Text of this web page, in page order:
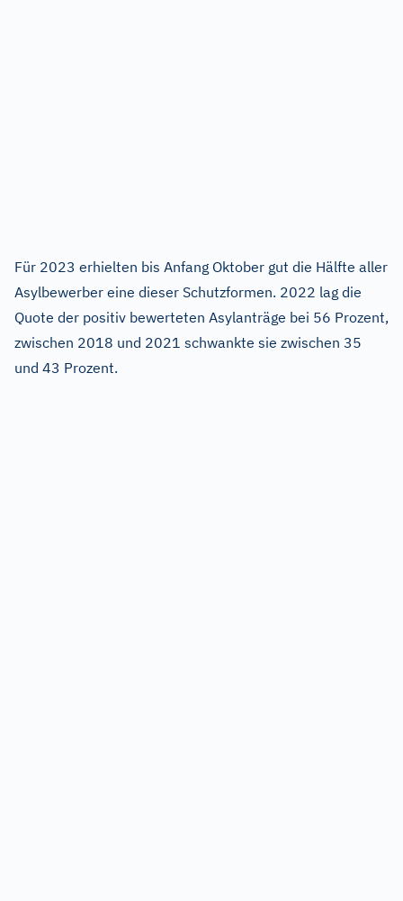
Für 2023 erhielten bis Anfang Oktober gut die Hälfte aller
Asylbewerber eine dieser Schutzformen. 2022 lag die
Quote der positiv bewerteten Asylanträge bei 56 Prozent,
zwischen 2018 und 2021 schwankte sie zwischen 35
und 43 Prozent.